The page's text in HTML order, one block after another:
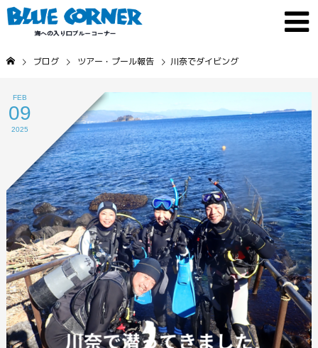
ブログ ツアー・プール報告 川奈でダイビング
FEB
09
2025